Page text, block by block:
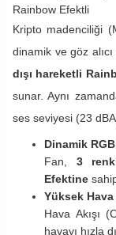
Rainbow Efektli
Kripto madenciliği
dinamik ve göz
dışı hareketli
sunar. Aynı
ses seviyesi (23
Dinamik
Fan, 3
Efektine
Yüksek Hava
Hava Akışı
havayı hızla